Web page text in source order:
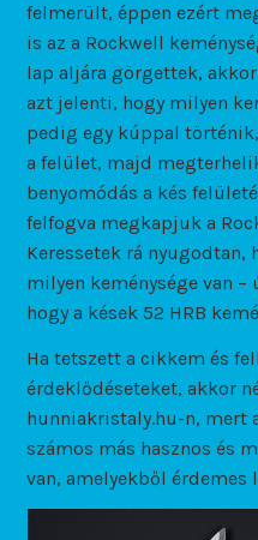
felmerült, éppen ezért
is az a Rockwell
lap aljára görgettek,
azt jelenti, hogy milyen
pedig egy kúppal
a felület, majd
benyomódás a kés
felfogva megkapjuk a
Keressetek rá nyugodtan,
milyen keménysége van
hogy a kések 52 HRB
Ha tetszett a cikkem és
érdeklődéseteket, akkor
hunniakristaly.hu-n, mert
számos más hasznos és
van, amelyekből érdemes